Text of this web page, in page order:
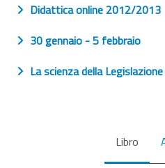
Didattica online 2012/2013
30 gennaio - 5 febbraio
La scienza della
Libro